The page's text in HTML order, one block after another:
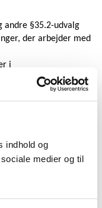
indhold og
medier og til
andre §35.2-udvalg
der arbejder med
i
i idrætssamvirker,
mv.